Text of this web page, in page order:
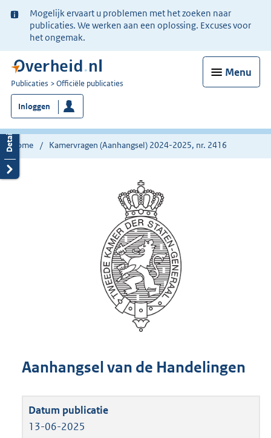
Ter
informatie:
Mogelijk ervaart u problemen met het zoeken naar
publicaties. We werken aan een oplossing. Excuses voor
het ongemak.
Menu
U
bent
nu
hier:
Publicaties Officiële publicaties
Inloggen
Home Kamervragen (Aanhangsel) 2024-2025, nr. 2416
Aanhangsel van de Handelingen
13-06-2025